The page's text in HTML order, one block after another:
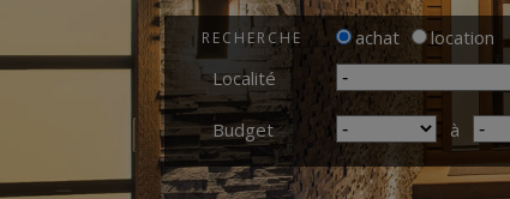
RECHERCHE achat
location
Localité
Budget à